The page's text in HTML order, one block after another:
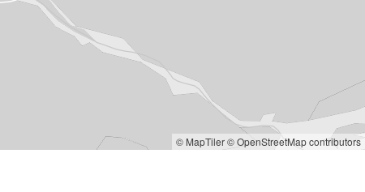
© MapTiler© OpenStreetMap contributors